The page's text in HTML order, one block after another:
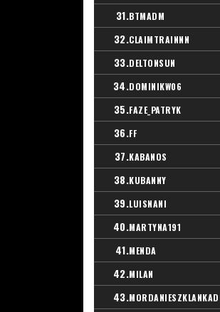
31.BTMADM
32.CLAIMTRAINNN
33.DELTONSUN
34.DOMINIKW06
35.FAZE_PATRYK
36.FF
37.KABANOS
38.KUBANNY
39.LUISNANI
40.MARTYNA191
41.MENDA
42.MILAN
43.